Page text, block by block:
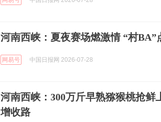
河南西峡：夏夜赛场燃激情 “村BA”
网易号 中国日报网 2026-07-28
河南西峡：300万斤早熟猕猴桃抢鲜
增收路